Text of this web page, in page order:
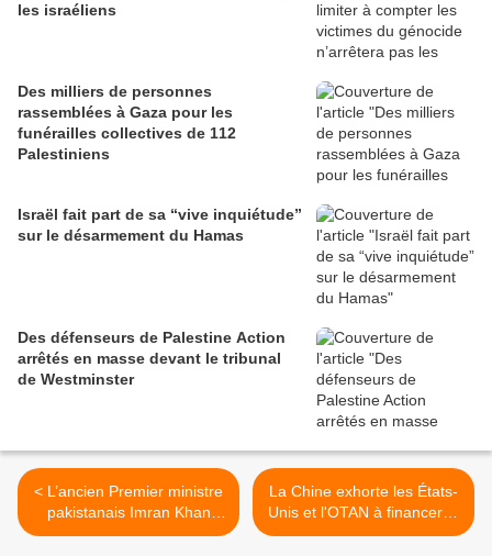
les israéliens
Des milliers de personnes
rassemblées à Gaza pour les
funérailles collectives de 112
Palestiniens
Israël fait part de sa “vive inquiétude”
sur le désarmement du Hamas
Des défenseurs de Palestine Action
arrêtés en masse devant le tribunal
de Westminster
< L’ancien Premier ministre
pakistanais Imran Khan
libéré sous caution
La Chine exhorte les États-
Unis et l'OTAN à financer la
reconstruction de